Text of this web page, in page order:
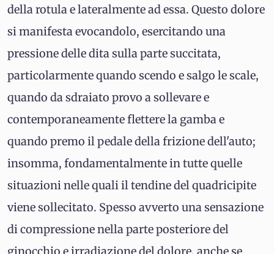
della rotula e lateralmente ad essa. Questo dolore
si manifesta evocandolo, esercitando una
pressione delle dita sulla parte succitata,
particolarmente quando scendo e salgo le scale,
quando da sdraiato provo a sollevare e
contemporaneamente flettere la gamba e
quando premo il pedale della frizione dell'auto;
insomma, fondamentalmente in tutte quelle
situazioni nelle quali il tendine del quadricipite
viene sollecitato. Spesso avverto una sensazione
di compressione nella parte posteriore del